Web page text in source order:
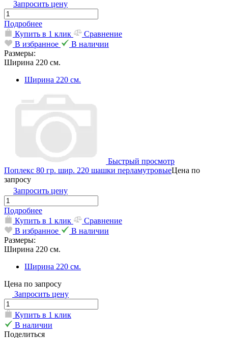
Запросить цену
Подробнее
Купить в 1 клик
Сравнение
В избранное
В наличии
Размеры:
Ширина 220 см.
Ширина 220 см.
Быстрый просмотр
Поплекс 80 гр. шир. 220 шашки перламутровыеЦена по
запросу
Запросить цену
Подробнее
Купить в 1 клик
Сравнение
В избранное
В наличии
Размеры:
Ширина 220 см.
Ширина 220 см.
Цена по запросу
Запросить цену
Купить в 1 клик
В наличии
Поделиться